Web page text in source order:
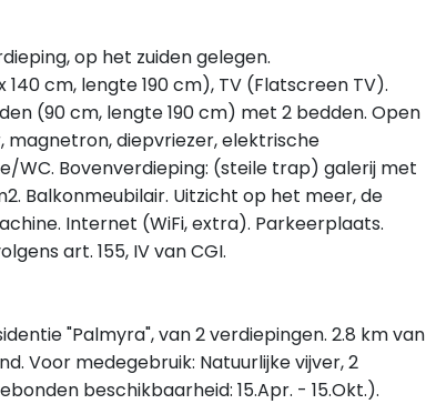
op het zuiden gelegen.
cm, lengte 190 cm), TV (Flatscreen TV).
(90 cm, lengte 190 cm) met 2 bedden. Open
diepvriezer, elektrische
Bovenverdieping: (steile trap) galerij met
Balkonmeubilair. Uitzicht op het meer, de
Internet (WiFi, extra). Parkeerplaats.
art. 155, IV van CGI.
"Palmyra", van 2 verdiepingen. 2.8 km van
Voor medegebruik: Natuurlijke vijver, 2
beschikbaarheid: 15.Apr. - 15.Okt.).